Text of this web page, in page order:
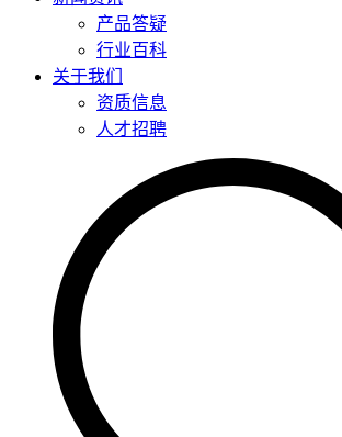
产品答疑
行业百科
关于我们
资质信息
人才招聘